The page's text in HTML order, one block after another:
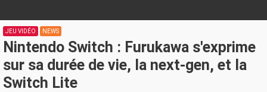
JEU VIDÉO NEWS
Nintendo Switch : Furukawa s'exprime
sur sa durée de vie, la next-gen, et la
Switch Lite